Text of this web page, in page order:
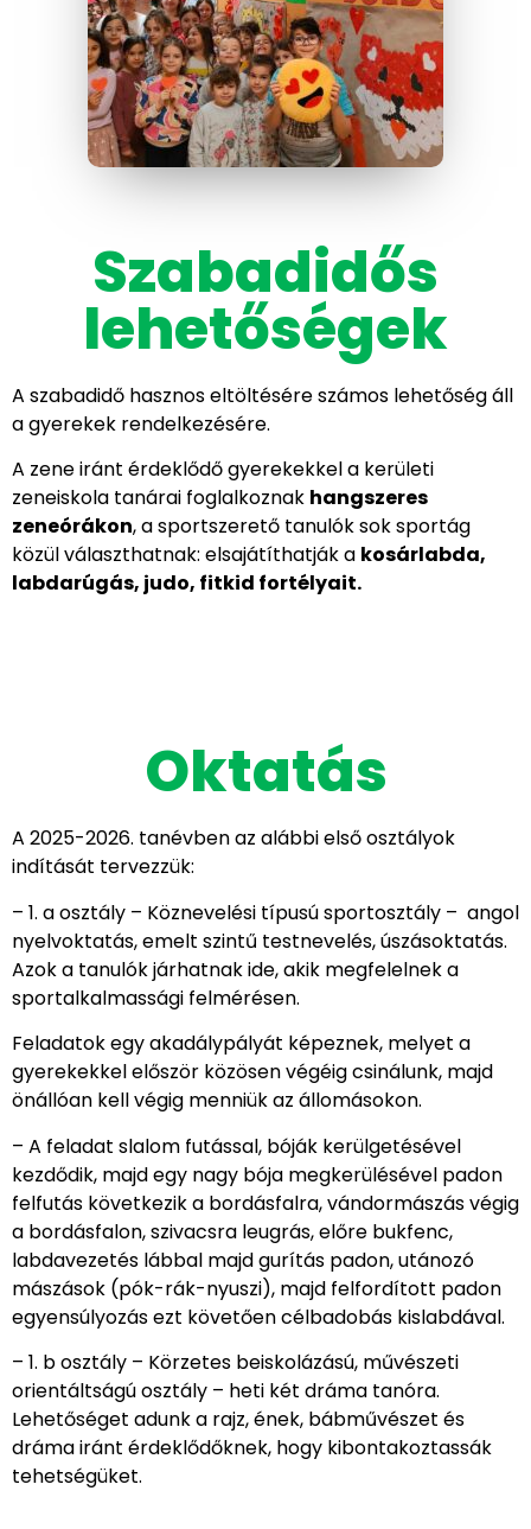
Szabadidős
lehetőségek
A szabadidő hasznos eltöltésére számos lehetőség áll
a gyerekek rendelkezésére.
A zene iránt érdeklődő gyerekekkel a kerületi
zeneiskola tanárai foglalkoznak hangszeres
zeneórákon, a sportszerető tanulók sok sportág
közül választhatnak: elsajátíthatják a kosárlabda,
labdarúgás, judo, fitkid fortélyait.
Oktatás
A 2025-2026. tanévben az alábbi első osztályok
indítását tervezzük:
– 1. a osztály – Köznevelési típusú sportosztály – angol
nyelvoktatás, emelt szintű testnevelés, úszásoktatás.
Azok a tanulók járhatnak ide, akik megfelelnek a
sportalkalmassági felmérésen.
Feladatok egy akadálypályát képeznek, melyet a
gyerekekkel először közösen végéig csinálunk, majd
önállóan kell végig menniük az állomásokon.
– A feladat slalom futással, bóják kerülgetésével
kezdődik, majd egy nagy bója megkerülésével padon
felfutás következik a bordásfalra, vándormászás végig
a bordásfalon, szivacsra leugrás, előre bukfenc,
labdavezetés lábbal majd gurítás padon, utánozó
mászások (pók-rák-nyuszi), majd felfordított padon
egyensúlyozás ezt követően célbadobás kislabdával.
– 1. b osztály – Körzetes beiskolázású, művészeti
orientáltságú osztály – heti két dráma tanóra.
Lehetőséget adunk a rajz, ének, bábművészet és
dráma iránt érdeklődőknek, hogy kibontakoztassák
tehetségüket.